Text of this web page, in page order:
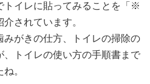
トイレに貼ってみることを「※
されています。
みがきの仕方、トイレの掃除の
トイレの使い方の手順書まで
。